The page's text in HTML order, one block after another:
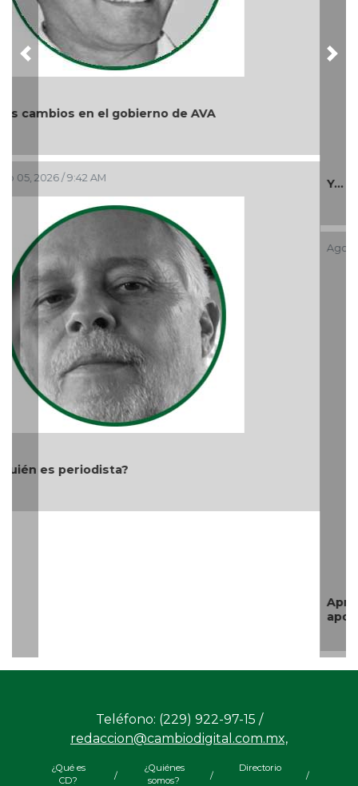
Y... Si sí ?
Ago 03, 2026 / 8:49 PM
Aproveche estímulos fiscales; Gobierno Estatal lo
apoya
y Servicios
Editorial